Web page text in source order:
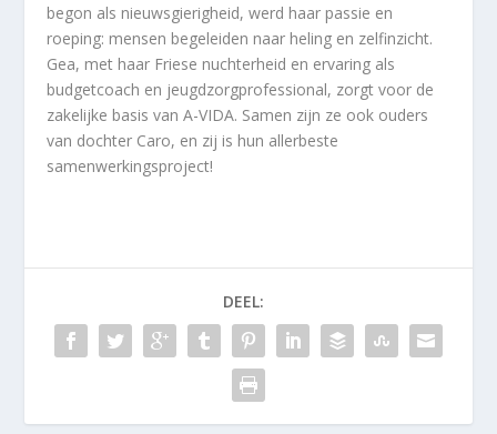
begon als nieuwsgierigheid, werd haar passie en
roeping: mensen begeleiden naar heling en zelfinzicht.
Gea, met haar Friese nuchterheid en ervaring als
budgetcoach en jeugdzorgprofessional, zorgt voor de
zakelijke basis van A-VIDA. Samen zijn ze ook ouders
van dochter Caro, en zij is hun allerbeste
samenwerkingsproject!
DEEL: